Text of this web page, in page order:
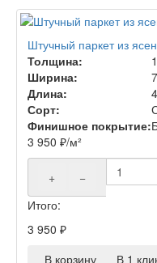
Штучный паркет из
Толщина:
Ширина:
Длина:
Сорт:
Финишное покрытие:
3 950 ₽/м²
+
−
Итого:
3 950 ₽
В корзину
В 1